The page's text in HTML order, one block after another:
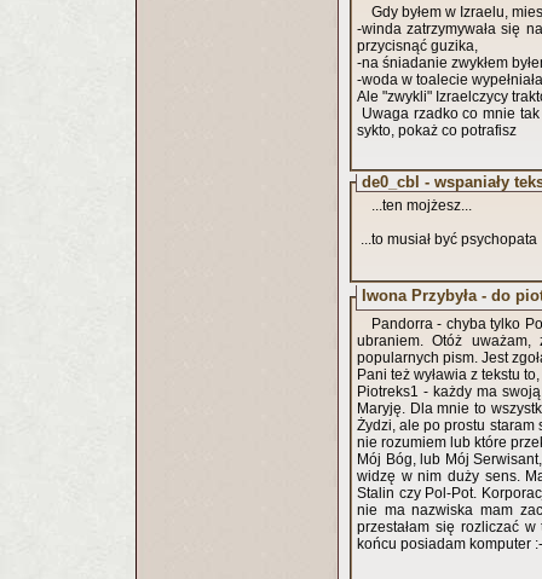
Gdy byłem w Izraelu,
-winda zatrzymywała się
przycisnąć guzika,
-na śniadanie zwykłem
-woda w toalecie
Ale "zwykli" Izraelczycy
Uwaga rzadko co mnie
sykto, pokaż co potrafisz
de0_cbl - wspaniały
...ten mojżesz...
...to musiał być psychopata
Iwona Przybyła - do
Pandorra - chyba tylko
ubraniem. Otóż
popularnych pism. Jest
Pani też wyławia z tekstu
Piotreks1 - każdy ma
Maryję. Dla mnie to
Żydzi, ale po prostu staram
nie rozumiem lub które
Mój Bóg, lub Mój
widzę w nim duży sens.
Stalin czy Pol-Pot.
nie ma nazwiska mam
przestałam się rozliczać
końcu posiadam komputer